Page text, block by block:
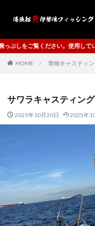
クル等の情報提供も、ご案内致し
HOME 青物キャスティ
サワラキャスティン
2025年10月20日 2025年